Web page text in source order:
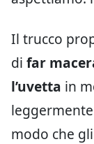
Il trucco
di far
l’uvetta in
modo che